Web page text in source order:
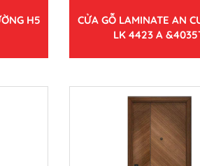
H5
CỬA GỖ LAMINATE AN
LK 4423 A